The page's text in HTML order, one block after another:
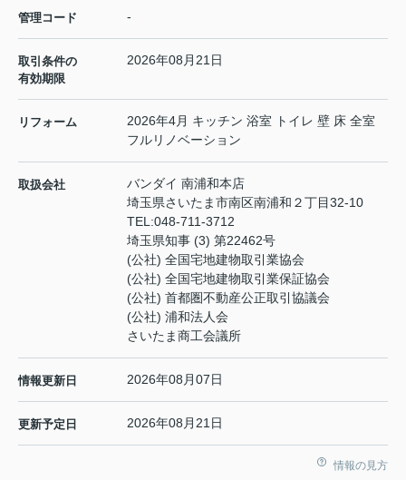
管理コード -
取引条件の
有効期限
2026年08月21日
リフォーム
2026年4月 キッチン 浴室 トイレ 壁 床 全室
フルリノベーション
取扱会社
バンダイ 南浦和本店
埼玉県さいたま市南区南浦和２丁目32-10
TEL:048-711-3712
埼玉県知事 (3) 第22462号
(公社) 全国宅地建物取引業協会
(公社) 全国宅地建物取引業保証協会
(公社) 首都圏不動産公正取引協議会
(公社) 浦和法人会
さいたま商工会議所
情報更新日 2026年08月07日
更新予定日 2026年08月21日
情報の見方